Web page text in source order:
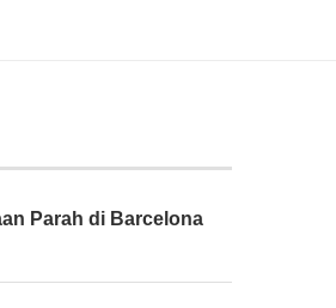
Parah di Barcelona